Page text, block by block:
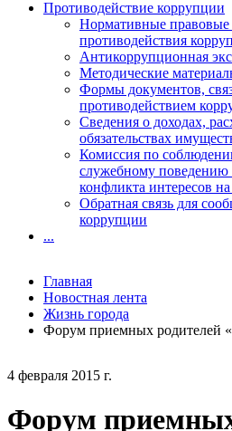
4 февраля 2015 г.
Форум
Противодействие коррупции
Нормативные
противодействия
Антикоррупционная
Методические
Формы документов,
противодействием
Сведения о доходах,
обязательствах
Комиссия по
служебному поведению
конфликта интересов
Обратная связь для
коррупции
...
Главная
Новостная лента
Жизнь города
Форум приемных